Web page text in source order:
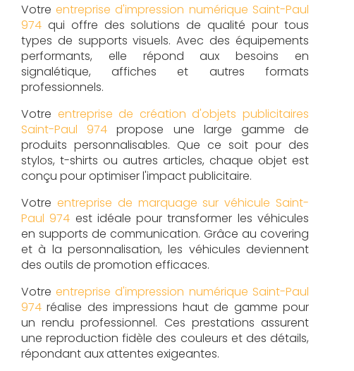
Votreentreprise d'impression numérique Saint-Paul
974 qui offre des solutions de qualité pour tous
types de supports visuels. Avec des équipements
performants, elle répond aux besoins en
signalétique, affiches et autres formats
professionnels.
Votre entreprise de création d'objets publicitaires
Saint-Paul 974 propose une large gamme de
produits personnalisables. Que ce soit pour des
stylos, t-shirts ou autres articles, chaque objet est
conçu pour optimiser l'impact publicitaire.
Votre entreprise de marquage sur véhicule Saint-
Paul 974 est idéale pour transformer les véhicules
en supports de communication. Grâce au covering
et à la personnalisation, les véhicules deviennent
des outils de promotion efficaces.
Votreentreprise d'impression numérique Saint-Paul
974 réalise des impressions haut de gamme pour
un rendu professionnel. Ces prestations assurent
une reproduction fidèle des couleurs et des détails,
répondant aux attentes exigeantes.